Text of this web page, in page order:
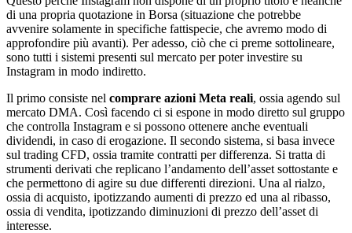
di una propria quotazione in Borsa (situazione che potrebbe
avvenire solamente in specifiche fattispecie, che avremo modo di
approfondire più avanti). Per adesso, ciò che ci preme sottolineare,
sono tutti i sistemi presenti sul mercato per poter investire su
Instagram in modo indiretto.
Il primo consiste nel comprare azioni Meta reali, ossia agendo sul
mercato DMA. Così facendo ci si espone in modo diretto sul gruppo
che controlla Instagram e si possono ottenere anche eventuali
dividendi, in caso di erogazione. Il secondo sistema, si basa invece
sul trading CFD, ossia tramite contratti per differenza. Si tratta di
strumenti derivati che replicano l’andamento dell’asset sottostante e
che permettono di agire su due differenti direzioni. Una al rialzo,
ossia di acquisto, ipotizzando aumenti di prezzo ed una al ribasso,
ossia di vendita, ipotizzando diminuzioni di prezzo dell’asset di
interesse.